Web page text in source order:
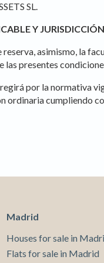
SL.
Y JURISDICCIÓN
reserva, asimismo, la
las presentes
por la normativa
cumpliendo
Madrid
Houses for sale in
Flats for sale in Madrid